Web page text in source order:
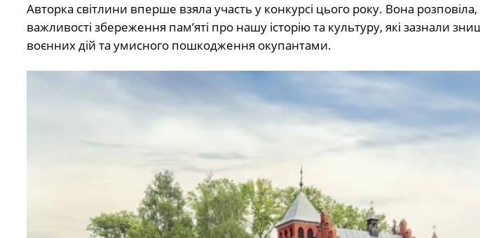
Авторка світлини вперше взяла участь у конкурсі цього року. Вона
важливості збереження пам’яті про нашу історію та культуру, які зазнали
воєнних дій та умисного пошкодження окупантами.